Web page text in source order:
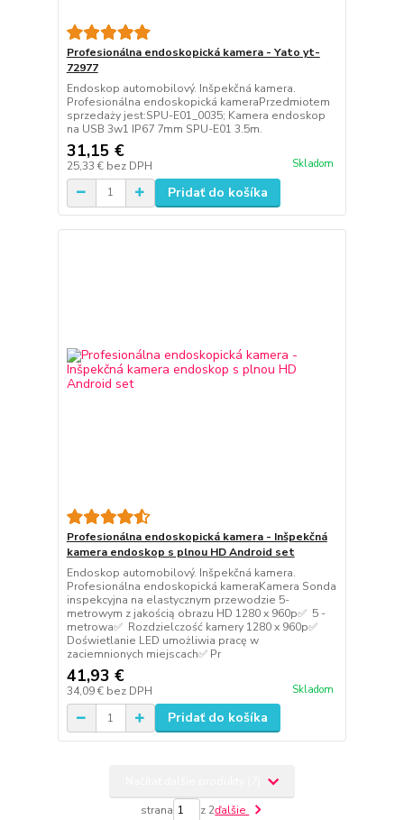
Profesionálna endoskopická kamera - Yato yt-
72977
Endoskop automobilový. Inšpekčná kamera.
Profesionálna endoskopická kameraPrzedmiotem
sprzedaży jest:SPU-E01_0035; Kamera endoskop
na USB 3w1 IP67 7mm SPU-E01 3.5m.
31,15 €
25,33 € bez DPH Skladom
Pridať do košíka
Profesionálna endoskopická kamera - Inšpekčná
kamera endoskop s plnou HD Android set
Endoskop automobilový. Inšpekčná kamera.
Profesionálna endoskopická kameraKamera Sonda
inspekcyjna na elastycznym przewodzie 5-
metrowym z jakością obrazu HD 1280 x 960p✅ 5 -
metrowa✅ Rozdzielczość kamery 1280 x 960p✅
Doświetlanie LED umożliwia pracę w
zaciemnionych miejscach✅ Pr
41,93 €
34,09 € bez DPH Skladom
Pridať do košíka
strana z 2ďalšie